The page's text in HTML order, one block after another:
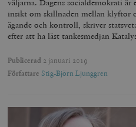
väljarna. Dagens socialdemokrati
insikt om skillnaden mellan klyftor
ägande och kontroll, skriver
efter att ha läst tankesmedjan
Publicerad 2 januari 2019
Författare Stig-Björn Ljunggren